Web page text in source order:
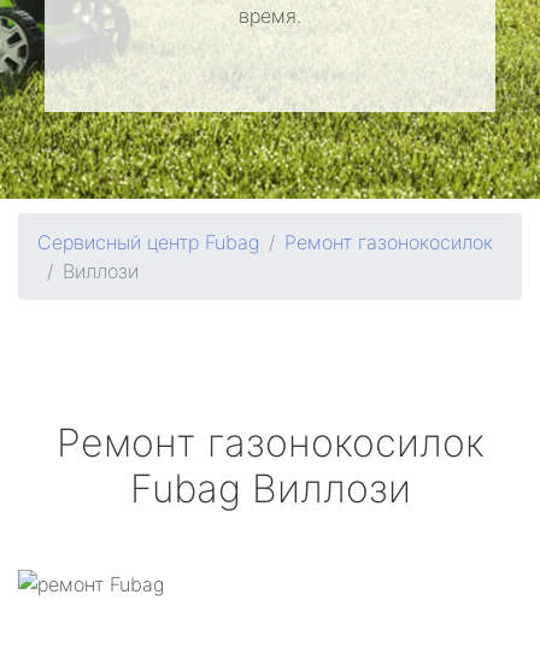
время.
Сервисный центр Fubag
Ремонт газонокосилок
Виллози
Ремонт газонокосилок
Fubag Виллози